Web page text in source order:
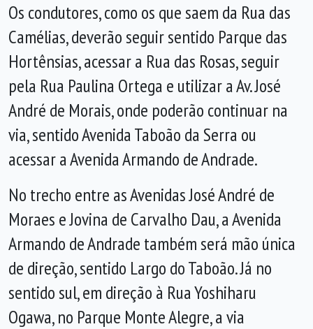
Os condutores, como os que saem da Rua das
Camélias, deverão seguir sentido Parque das
Hortênsias, acessar a Rua das Rosas, seguir
pela Rua Paulina Ortega e utilizar a Av. José
André de Morais, onde poderão continuar na
via, sentido Avenida Taboão da Serra ou
acessar a Avenida Armando de Andrade.
No trecho entre as Avenidas José André de
Moraes e Jovina de Carvalho Dau, a Avenida
Armando de Andrade também será mão única
de direção, sentido Largo do Taboão. Já no
sentido sul, em direção à Rua Yoshiharu
Ogawa, no Parque Monte Alegre, a via